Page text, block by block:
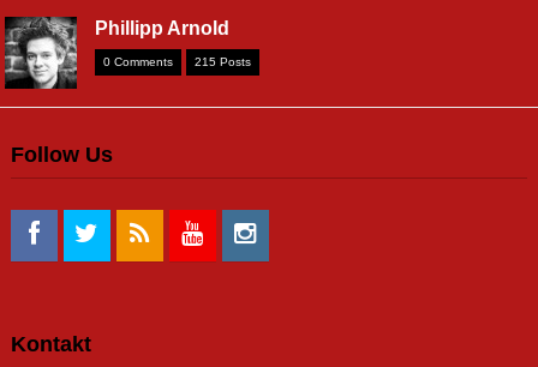
Phillipp Arnold
0 Comments 215 Posts
Follow Us
Kontakt